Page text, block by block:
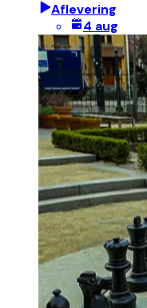
Aflevering
4 aug